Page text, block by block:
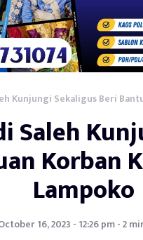
Kunjungi Sekaligus Beri
Saleh
Korban
Lampoko
16, 2023 - 12:26 pm - 2